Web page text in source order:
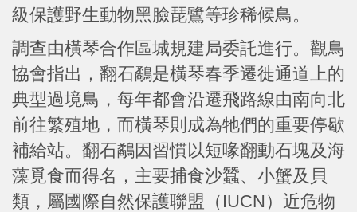
級保護野生動物黑臉琵鷺等珍稀候鳥。
調查由橫琴合作區城規建局委託進行。觀鳥
協會指出，翻石鷸是橫琴春季遷徙通道上的
典型過境鳥，每年都會沿遷飛路線由南向北
前往繁殖地，而橫琴則成為牠們的重要停歇
補給站。翻石鷸因習慣以短喙翻動石塊及海
藻覓食而得名，主要捕食沙蠶、小蟹及貝
類，屬國際自然保護聯盟（IUCN）近危物